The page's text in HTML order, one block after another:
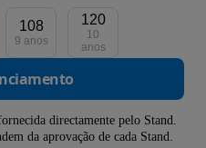
108
9 anos
120
10
anos
directamente pelo Stand.
da aprovação de cada Stand.